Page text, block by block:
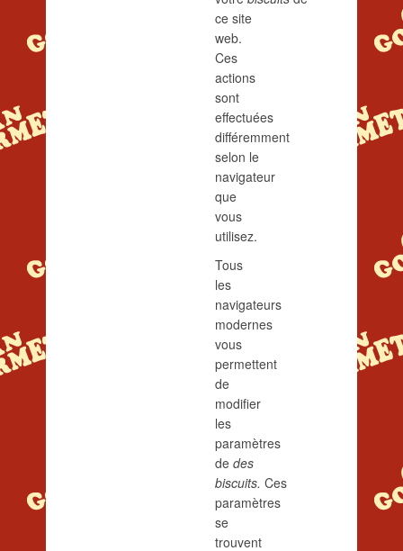
ce site
web.
Ces
actions
sont
effectuées
différemment
selon le
navigateur
que
vous
utilisez.
Tous
les
navigateurs
modernes
vous
permettent
de
modifier
les
paramètres
de des
biscuits. Ces
paramètres
se
trouvent